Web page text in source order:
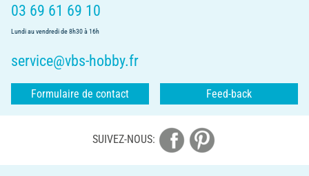
03 69 61 69 10
Lundi au vendredi de 8h30 à 16h
service@vbs-hobby.fr
Formulaire de contact Feed-back
SUIVEZ-NOUS: